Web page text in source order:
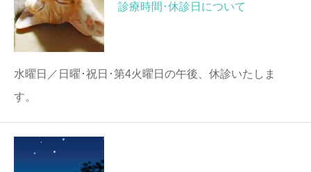
診療時間･休診日について
水曜日／日曜･祝日･第4火曜日の午後、休診いたしま
す。